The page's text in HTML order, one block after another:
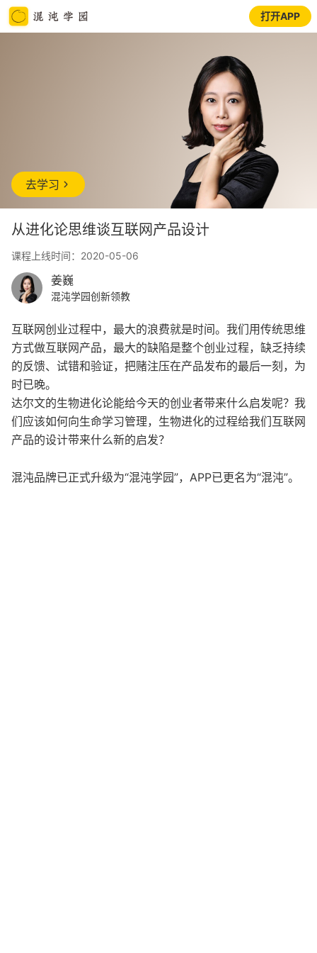
打开APP
去学习
从进化论思维谈互联网产品设计
课程上线时间：2020-05-06
姜巍
混沌学园创新领教
互联网创业过程中，最大的浪费就是时间。我们用传统思维
方式做互联网产品，最大的缺陷是整个创业过程，缺乏持续
的反馈、试错和验证，把赌注压在产品发布的最后一刻，为
时已晚。
达尔文的生物进化论能给今天的创业者带来什么启发呢？我
们应该如何向生命学习管理，生物进化的过程给我们互联网
产品的设计带来什么新的启发？
混沌品牌已正式升级为“混沌学园”，APP已更名为“混沌”。